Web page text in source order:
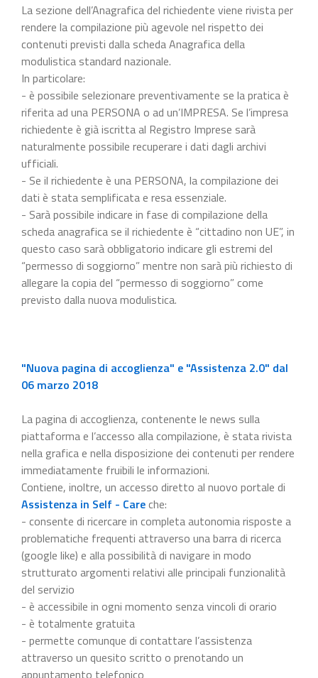
La sezione dell’Anagrafica del richiedente viene rivista per
rendere la compilazione più agevole nel rispetto dei
contenuti previsti dalla scheda Anagrafica della
modulistica standard nazionale.
In particolare:
- è possibile selezionare preventivamente se la pratica è
riferita ad una PERSONA o ad un’IMPRESA. Se l’impresa
richiedente è già iscritta al Registro Imprese sarà
naturalmente possibile recuperare i dati dagli archivi
ufficiali.
- Se il richiedente è una PERSONA, la compilazione dei
dati è stata semplificata e resa essenziale.
- Sarà possibile indicare in fase di compilazione della
scheda anagrafica se il richiedente è “cittadino non UE”, in
questo caso sarà obbligatorio indicare gli estremi del
“permesso di soggiorno” mentre non sarà più richiesto di
allegare la copia del “permesso di soggiorno” come
previsto dalla nuova modulistica.
"Nuova pagina di accoglienza" e "Assistenza 2.0" dal
06 marzo 2018
La pagina di accoglienza, contenente le news sulla
piattaforma e l’accesso alla compilazione, è stata rivista
nella grafica e nella disposizione dei contenuti per rendere
immediatamente fruibili le informazioni.
Contiene, inoltre, un accesso diretto al nuovo portale di
Assistenza in Self - Careche:
- consente di ricercare in completa autonomia risposte a
problematiche frequenti attraverso una barra di ricerca
(google like) e alla possibilità di navigare in modo
strutturato argomenti relativi alle principali funzionalità
del servizio
- è accessibile in ogni momento senza vincoli di orario
- è totalmente gratuita
- permette comunque di contattare l’assistenza
attraverso un quesito scritto o prenotando un
appuntamento telefonico